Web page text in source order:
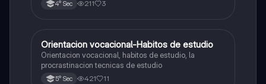
4° Sec 211 3
Ciencias Sociales
Orientacion vocacional-Habitos de estudio
Orientacion vocacional, habitos de estudio, la
procrastinacion tecnicas de estudio
5° Sec 421 11